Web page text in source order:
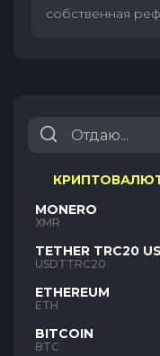
собственная
MONERO
XMR
TETHER TRC20
USDTTRC20
ETHEREUM
ETH
BITCOIN
BTC